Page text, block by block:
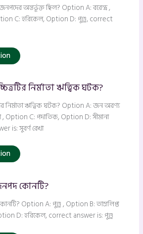
অন্তর্ভূক্ত ছিল? Option A: বরেন্দ্র ,
C: হরিকেল, Option D: পুণ্ড্র, correct
নির্মাতা ঋত্বিক ঘটক?
নির্মাতা ঋত্বিক ঘটক? Option A: জন অরণ্য
, Option C: পদাতিক, Option D: সীমানা
is: সুবর্ণ রেখা
কোনটি?
Option A: পুণ্ড্র , Option B: তাম্রলিপ্ত
D: হরিকেল, correct answer is: পুণ্ড্র